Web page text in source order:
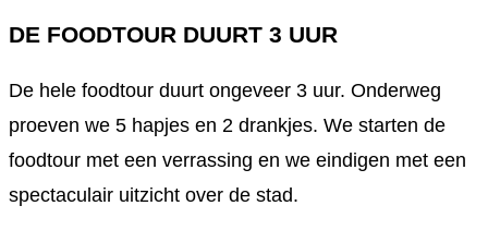
DE FOODTOUR DUURT 3 UUR
De hele foodtour duurt ongeveer 3 uur. Onderweg
proeven we 5 hapjes en 2 drankjes. We starten de
foodtour met een verrassing en we eindigen met een
spectaculair uitzicht over de stad.